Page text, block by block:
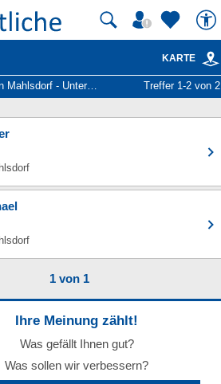
KARTE
- Unternehmen und Personen Treffer 1-2 von 2
1 von 1
Ihre Meinung zählt!
Was gefällt Ihnen gut?
Was sollen wir verbessern?